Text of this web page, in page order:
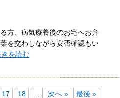
方、病気療養後のお宅へお弁
を交わしながら安否確認もい
を読む
17 18 次へ » 最後 »